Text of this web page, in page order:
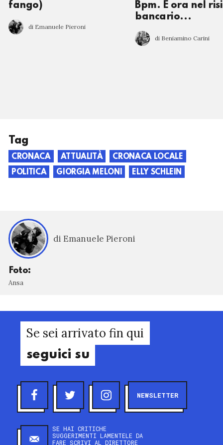
fango)
di Emanuele Pieroni
Bpm. E ora nel
bancario...
di Beniamino Carini
Tag
CRONACA ATTUALITÀ
CRONACA LOCALE
POLITICA
GIORGIA MELONI ELLY SCHLEIN
di Emanuele Pieroni
Foto:
Ansa
Se sei arrivato fin qui
seguici su
NEWSLETTER
SE HAI CRITICHE
SUGGERIMENTI LAMENTELE DA
FARE SCRIVI AL DIRETTORE